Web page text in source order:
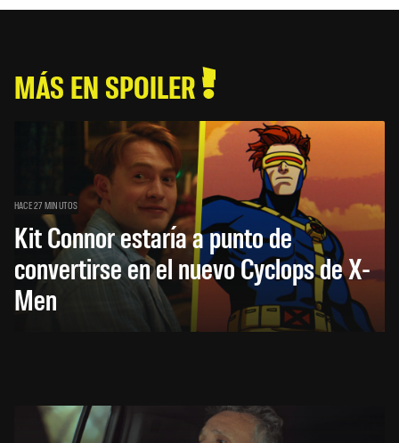
MÁS EN SPOILER
HACE 27 MINUTOS
Kit Connor estaría a punto de
convertirse en el nuevo Cyclops de X-
Men